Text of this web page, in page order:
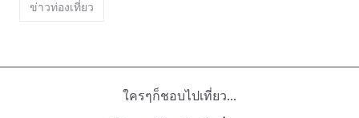
ข่าวท่องเที่ยว
ใครๆก็ชอบไปเที่ยว...